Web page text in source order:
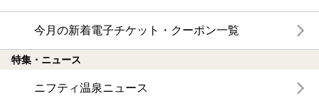
今月の新着電子チケット・クーポン一覧
特集・ニュース
ニフティ温泉ニュース